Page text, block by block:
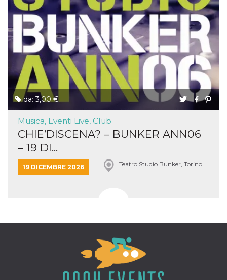
da: 3,00 €
Musica, Eventi Live, Club
CHIE’DISCENA? – BUNKER ANN06
– 19 DI...
19 DICEMBRE 2026 Teatro Studio Bunker, Torino